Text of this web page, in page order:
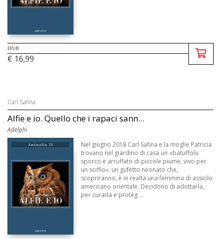
EPUB
€ 16,99
Carl Safina
Alfie e io. Quello che i rapaci sann...
Adelphi
Nel giugno 2018 Carl Safina e la moglie Patricia
trovano nel giardino di casa un «batuffolo
sporco e arruffato di piccole piume, vivo per
un soffio»: un gufetto neonato che,
scopriranno, è in realtà una femmina di assiolo
americano orientale. Decidono di adottarla,
per curarla e proteg ...